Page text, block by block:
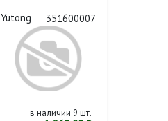
Yutong 351600007
в наличии 9 шт.